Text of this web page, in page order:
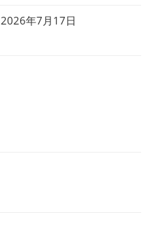
2026年7月17日